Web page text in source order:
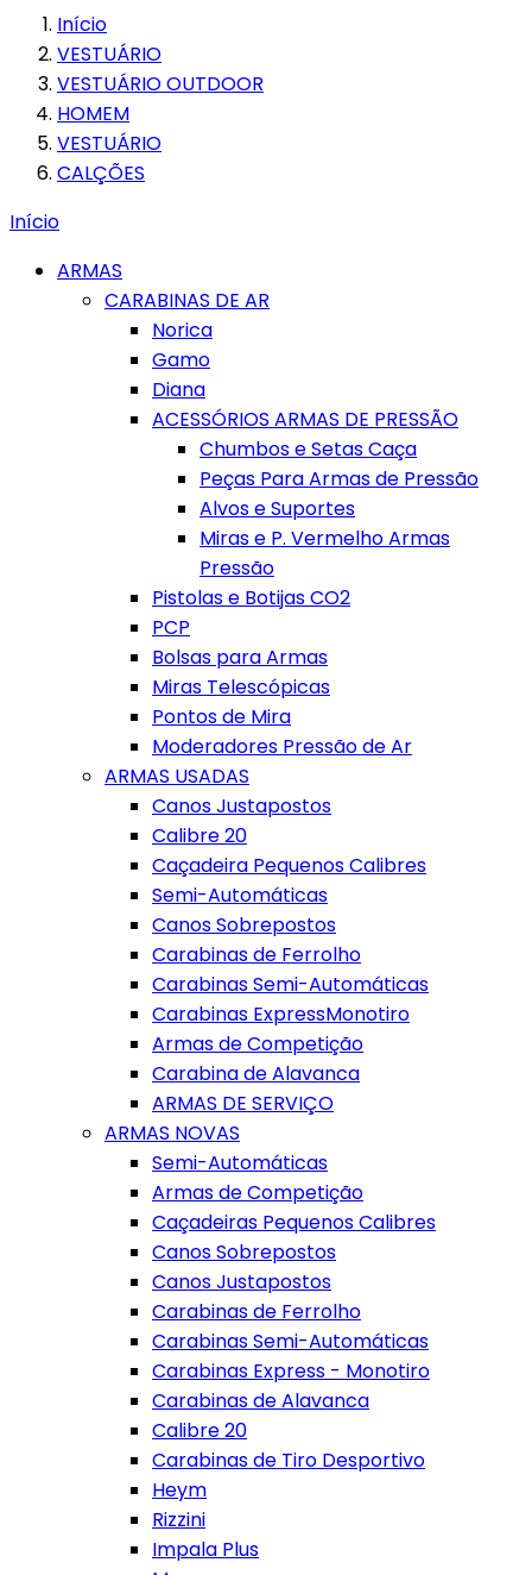
Início
VESTUÁRIO
VESTUÁRIO OUTDOOR
HOMEM
VESTUÁRIO
CALÇÕES
Início
ARMAS
CARABINAS DE AR
Norica
Gamo
Diana
ACESSÓRIOS ARMAS DE PRESSÃO
Chumbos e Setas Caça
Peças Para Armas de Pressão
Alvos e Suportes
Miras e P. Vermelho Armas
Pressão
Pistolas e Botijas CO2
PCP
Bolsas para Armas
Miras Telescópicas
Pontos de Mira
Moderadores Pressão de Ar
ARMAS USADAS
Canos Justapostos
Calibre 20
Caçadeira Pequenos Calibres
Semi-Automáticas
Canos Sobrepostos
Carabinas de Ferrolho
Carabinas Semi-Automáticas
Carabinas ExpressMonotiro
Armas de Competição
Carabina de Alavanca
ARMAS DE SERVIÇO
ARMAS NOVAS
Semi-Automáticas
Armas de Competição
Caçadeiras Pequenos Calibres
Canos Sobrepostos
Canos Justapostos
Carabinas de Ferrolho
Carabinas Semi-Automáticas
Carabinas Express - Monotiro
Carabinas de Alavanca
Calibre 20
Carabinas de Tiro Desportivo
Heym
Rizzini
Impala Plus